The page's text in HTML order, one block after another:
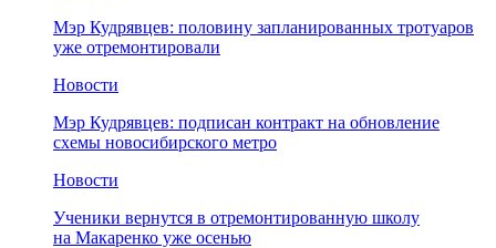
Мэр Кудрявцев: половину запланированных тротуаров
уже отремонтировали
Новости
Мэр Кудрявцев: подписан контракт на обновление
схемы новосибирского метро
Новости
Ученики вернутся в отремонтированную школу
на Макаренко уже осенью